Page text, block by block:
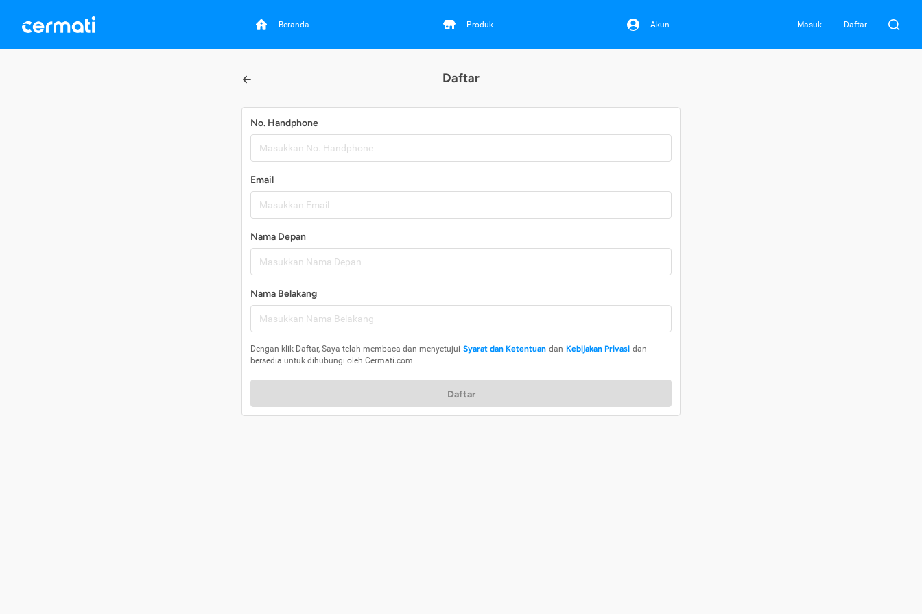
Beranda Produk Akun Masuk Daftar
Daftar
No. Handphone
Email
Nama Depan
Nama Belakang
Dengan klik Daftar, Saya telah membaca dan menyetujui Syarat dan Ketentuan dan Kebijakan Privasi dan
bersedia untuk dihubungi oleh Cermati.com.
Daftar